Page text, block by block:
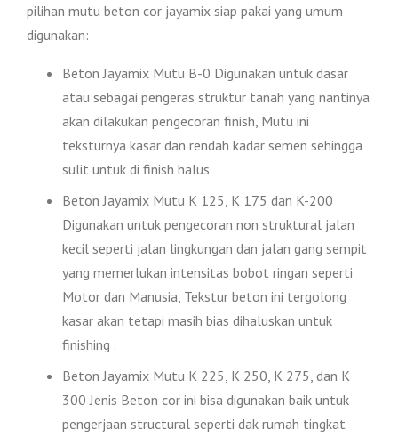
pilihan mutu beton cor jayamix siap pakai yang umum
digunakan:
Beton Jayamix Mutu B-0 Digunakan untuk dasar
atau sebagai pengeras struktur tanah yang nantinya
akan dilakukan pengecoran finish, Mutu ini
teksturnya kasar dan rendah kadar semen sehingga
sulit untuk di finish halus
Beton Jayamix Mutu K 125, K 175 dan K-200
Digunakan untuk pengecoran non struktural jalan
kecil seperti jalan lingkungan dan jalan gang sempit
yang memerlukan intensitas bobot ringan seperti
Motor dan Manusia, Tekstur beton ini tergolong
kasar akan tetapi masih bias dihaluskan untuk
finishing .
Beton Jayamix Mutu K 225, K 250, K 275, dan K
300 Jenis Beton cor ini bisa digunakan baik untuk
pengerjaan structural seperti dak rumah tingkat